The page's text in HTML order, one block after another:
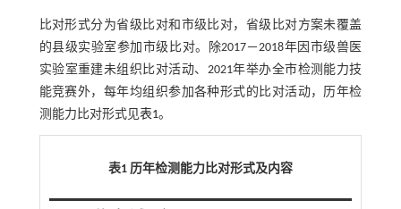
比对形式分为省级比对和市级比对，省级比对方案未覆盖
的县级实验室参加市级比对。除2017－2018年因市级兽医
实验室重建未组织比对活动、2021年举办全市检测能力技
能竞赛外，每年均组织参加各种形式的比对活动，历年检
测能力比对形式见表1。
表1 历年检测能力比对形式及内容